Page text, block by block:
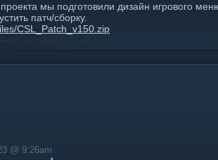
мы подготовили дизайн игрового
патч/сборку.
CSL_Patch_v150.zip
конца текущего месяца мы проводим
результат, поторопитесь!
почитать в комментариях как давно вы с
@ 9:26am